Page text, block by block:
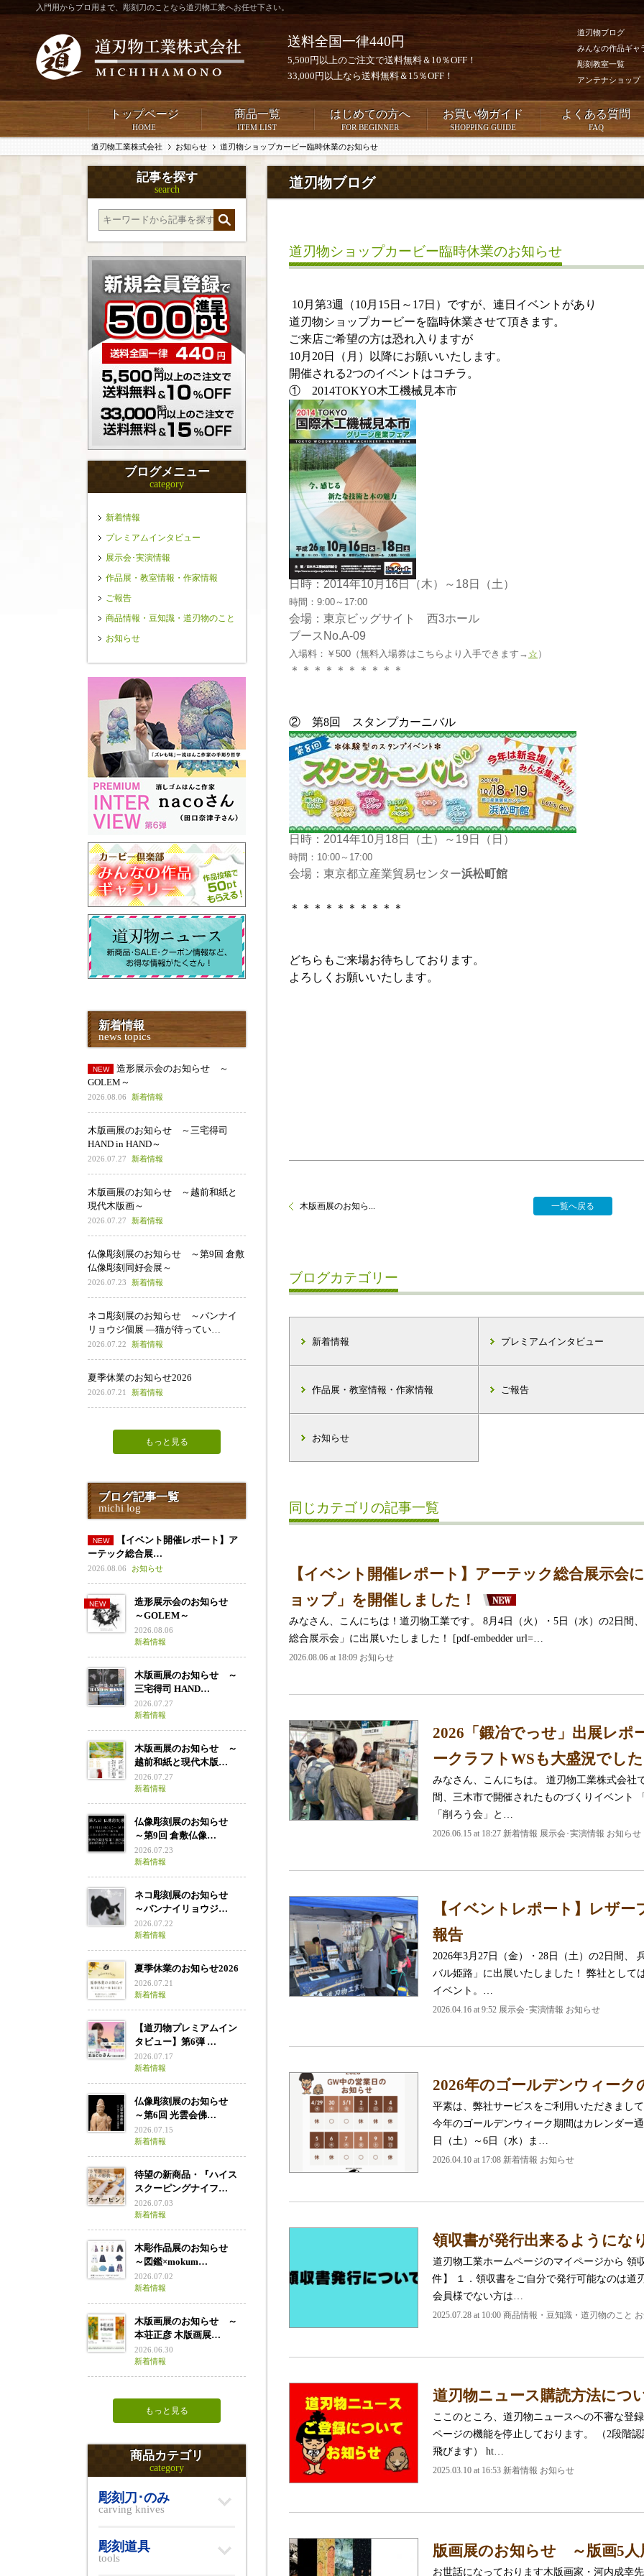
入門用からプロ用まで、彫刻刀のことなら道刃物工業へお任せ下さい。
送料全国一律440円
5,500円以上のご注文で送料無料＆10％OFF！
33,000円以上なら送料無料＆15％OFF！
道刃物ブログ
みんなの作品ギャ
彫刻教室一覧
アンテナショップ
トップページ
HOME
商品一覧
ITEM LIST
はじめての方へ
FOR BEGINNER
お買い物ガイド
SHOPPING GUIDE
よくある質問
FAQ
道刃物工業株式会社 お知らせ 道刃物ショップカービー臨時休業のお知らせ
道刃物ブログ
道刃物ショップカービー臨時休業のお知らせ
10月第3週（10月15日～17日）ですが、連日イベントがあり
道刃物ショップカービーを臨時休業させて頂きます。
ご来店ご希望の方は恐れ入りますが
10月20日（月）以降にお願いいたします。
開催される2つのイベントはコチラ。
① 2014TOKYO木工機械見本市
日時：2014年10月16日（木）～18日（土）
時間：9:00～17:00
会場：東京ビッグサイト 西3ホール
ブースNo.A-09
入場料：￥500（無料入場券はこちらより入手できます→ ☆ ）
＊＊＊＊＊＊＊＊＊＊
② 第8回 スタンプカーニバル
日時：2014年10月18日（土）～19日（日）
時間：10:00～17:00
会場：東京都立産業貿易センター浜松町館
＊＊＊＊＊＊＊＊＊＊
どちらもご来場お待ちしております。
よろしくお願いいたします。
木版画展のお知ら... 一覧へ戻る
ブログカテゴリー
新着情報 プレミアムインタビュー
作品展・教室情報・作家情報 ご報告
お知らせ
同じカテゴリの記事一覧
【イベント開催レポート】アーテック総合展示会
ョップ」を開催しました！
みなさん、こんにちは！道刃物工業です。 8月4日（火）・5日（水）の2日間
総合展示会」に出展いたしました！ [pdf-embedder url=…
2026.08.06 at 18:09 お知らせ
2026「鍛冶でっせ」出展レ
ークラフトWSも大盛況でした
みなさん、こんにちは。 道刃物工業株式会社
間、三木市で開催されたものづくりイベント
「削ろう会」と…
2026.06.15 at 18:27 新着情報 展示会･実演情報 お知らせ
【イベントレポート】レザ
報告
2026年3月27日（金）・28日（土）の2日間、
バル姫路」に出展いたしました！ 弊社として
イベント。…
2026.04.16 at 9:52 展示会･実演情報 お知らせ
2026年のゴールデンウィーク
平素は、弊社サービスをご利用いただきまし
今年のゴールデンウィーク期間はカレンダー
日（土）～6日（水）ま…
2026.04.10 at 17:08 新着情報 お知らせ
領収書が発行出来るようにな
道刃物工業ホームページのマイページから 領
件】 １．領収書をご自分で発行可能なのは
会員様でない方は…
2025.07.28 at 10:00 商品情報・豆知識・道刃物のこと
道刃物ニュース購読方法につ
ここのところ、道刃物ニュースへの不審な登
ページの機能を停止しております。 （2段階
飛びます） ht…
2025.03.10 at 16:53 新着情報 お知らせ
版画展のお知らせ ～版画5人
お世話になっております木版画家・河内成幸
記事を探す
search
ブログメニュー
category
新着情報
プレミアムインタビュー
展示会･実演情報
作品展・教室情報・作家情報
ご報告
商品情報・豆知識・道刃物のこと
お知らせ
新着情報
news topics
造形展示会のお知らせ ～
GOLEM～
2026.08.06 新着情報
木版画展のお知らせ ～三宅得司
HAND in HAND～
2026.07.27 新着情報
木版画展のお知らせ ～越前和紙と
現代木版画～
2026.07.27 新着情報
仏像彫刻展のお知らせ ～第9回 倉敷
仏像彫刻同好会展～
2026.07.23 新着情報
ネコ彫刻展のお知らせ ～バンナイ
リョウジ個展 ―猫が待ってい…
2026.07.22 新着情報
夏季休業のお知らせ2026
2026.07.21 新着情報
もっと見る
ブログ記事一覧
michi log
【イベント開催レポート】ア
ーテック総合展…
2026.08.06 お知らせ
造形展示会のお知らせ
～GOLEM～
2026.08.06
新着情報
木版画展のお知らせ ～
三宅得司 HAND…
2026.07.27
新着情報
木版画展のお知らせ ～
越前和紙と現代木版…
2026.07.27
新着情報
仏像彫刻展のお知らせ
～第9回 倉敷仏像…
2026.07.23
新着情報
ネコ彫刻展のお知らせ
～バンナイリョウジ…
2026.07.22
新着情報
夏季休業のお知らせ2026
2026.07.21
新着情報
【道刃物プレミアムイン
タビュー】第6弾 …
2026.07.17
新着情報
仏像彫刻展のお知らせ
～第6回 光雲会佛…
2026.07.15
新着情報
待望の新商品・『ハイス
スクーピングナイフ…
2026.07.03
新着情報
木彫作品展のお知らせ
～図鑑×mokum…
2026.07.02
新着情報
木版画展のお知らせ ～
本荘正彦 木版画展…
2026.06.30
新着情報
もっと見る
商品カテゴリ
category
彫刻刀･のみ
carving knives
彫刻道具
tools